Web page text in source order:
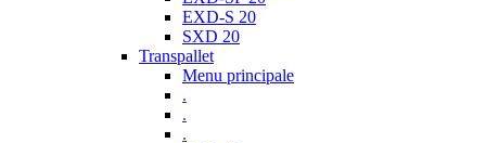
EXD-S 20
SXD 20
Transpallet
Menu principale
.
.
.